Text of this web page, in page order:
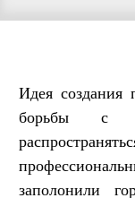
Идея создания
борьбы с
заполонили